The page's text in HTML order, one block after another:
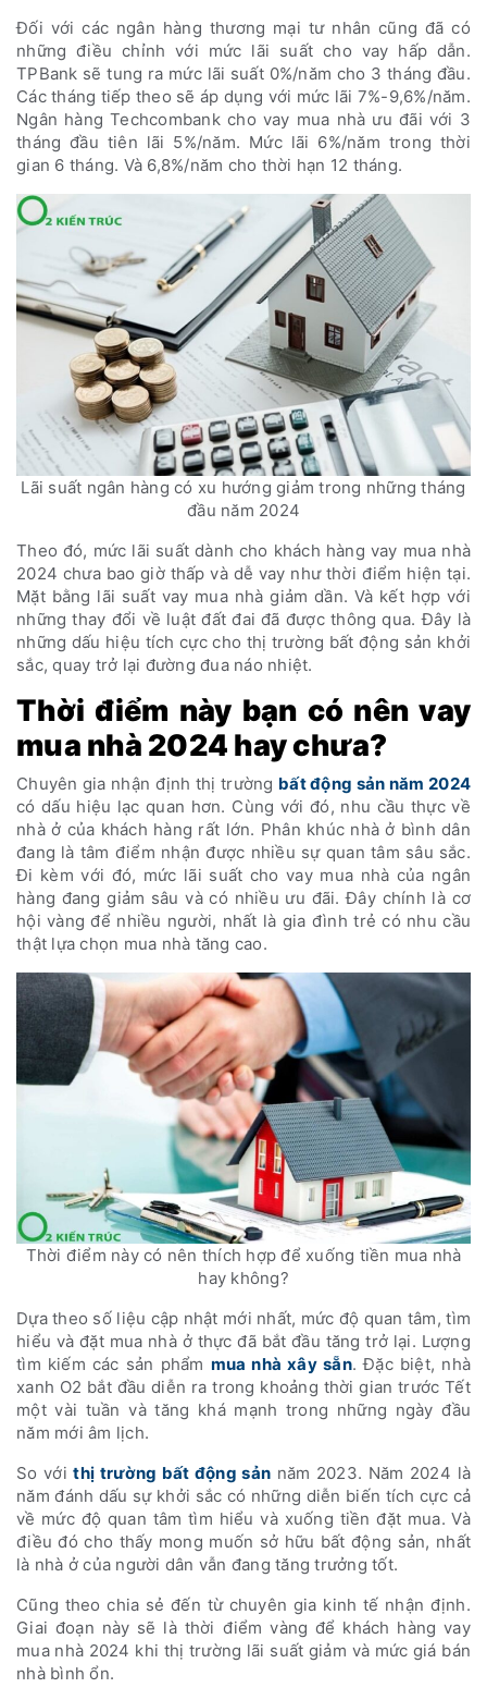
Đối với các ngân hàng thương mại tư nhân cũng đã có
những điều chỉnh với mức lãi suất cho vay hấp dẫn.
TPBank sẽ tung ra mức lãi suất 0%/năm cho 3 tháng đầu.
Các tháng tiếp theo sẽ áp dụng với mức lãi 7%-9,6%/năm.
Ngân hàng Techcombank cho vay mua nhà ưu đãi với 3
tháng đầu tiên lãi 5%/năm. Mức lãi 6%/năm trong thời
gian 6 tháng. Và 6,8%/năm cho thời hạn 12 tháng.
Lãi suất ngân hàng có xu hướng giảm trong những tháng
đầu năm 2024
Theo đó, mức lãi suất dành cho khách hàng vay mua nhà
2024 chưa bao giờ thấp và dễ vay như thời điểm hiện tại.
Mặt bằng lãi suất vay mua nhà giảm dần. Và kết hợp với
những thay đổi về luật đất đai đã được thông qua. Đây là
những dấu hiệu tích cực cho thị trường bất động sản khởi
sắc, quay trở lại đường đua náo nhiệt.
Thời điểm này bạn có nên vay
mua nhà 2024 hay chưa?
Chuyên gia nhận định thị trường bất động sản năm 2024
có dấu hiệu lạc quan hơn. Cùng với đó, nhu cầu thực về
nhà ở của khách hàng rất lớn. Phân khúc nhà ở bình dân
đang là tâm điểm nhận được nhiều sự quan tâm sâu sắc.
Đi kèm với đó, mức lãi suất cho vay mua nhà của ngân
hàng đang giảm sâu và có nhiều ưu đãi. Đây chính là cơ
hội vàng để nhiều người, nhất là gia đình trẻ có nhu cầu
thật lựa chọn mua nhà tăng cao.
Thời điểm này có nên thích hợp để xuống tiền mua nhà
hay không?
Dựa theo số liệu cập nhật mới nhất, mức độ quan tâm, tìm
hiểu và đặt mua nhà ở thực đã bắt đầu tăng trở lại. Lượng
tìm kiếm các sản phẩm mua nhà xây sẵn. Đặc biệt, nhà
xanh O2 bắt đầu diễn ra trong khoảng thời gian trước Tết
một vài tuần và tăng khá mạnh trong những ngày đầu
năm mới âm lịch.
So vớithị trường bất động sản năm 2023. Năm 2024 là
năm đánh dấu sự khởi sắc có những diễn biến tích cực cả
về mức độ quan tâm tìm hiểu và xuống tiền đặt mua. Và
điều đó cho thấy mong muốn sở hữu bất động sản, nhất
là nhà ở của người dân vẫn đang tăng trưởng tốt.
Cũng theo chia sẻ đến từ chuyên gia kinh tế nhận định.
Giai đoạn này sẽ là thời điểm vàng để khách hàng vay
mua nhà 2024 khi thị trường lãi suất giảm và mức giá bán
nhà bình ổn.